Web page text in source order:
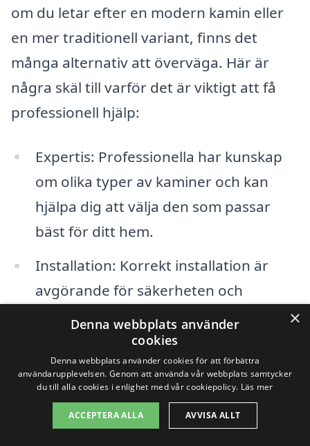
om du letar efter en modern kamin eller
en mer traditionell variant, finns det
många alternativ att överväga. Här är
några skäl till varför det är viktigt att få
professionell hjälp:
Expertis: Professionella har kunskap
om olika typer av kaminer och kan
hjälpa dig att välja den som passar
bäst för ditt hem.
Installation: Korrekt installation är
avgörande för säkerheten och
effektiviteten hos din kamin.
Energibesparing: En välinstallerad
kamin kan spara energi och minska
dina uppvärmningskostnader.
Designalternativ: Få råd om hur en
×
Denna webbplats använder
cookies
Denna webbplats använder cookies för att förbättra
användarupplevelsen. Genom att använda vår webbplats samtycker
du till alla cookies i enlighet med vår cookiepolicy. Läs mer
ACCEPTERA ALLA AVVISA ALLT